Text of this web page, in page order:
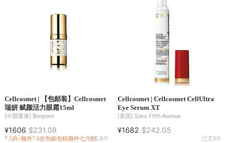
Cellcosmet | 【包邮装】Cellcosmet
瑞妍 赋颜活力眼霜15ml
[中国香港] Bonpont
¥1606 $231.08
7.5折×额外7.6折包邮包税额外七六折
已卖3件
Cellcosmet | Cellcosmet CellUltra
Eye Serum XT
[美国] Saks Fifth Avenue
¥1682 $242.05
已卖1件